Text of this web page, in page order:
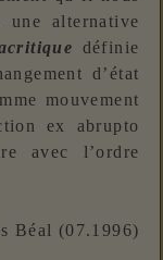
une alternative
définie
d’état
mouvement
ex abrupto
avec l’ordre
Béal (07.1996)